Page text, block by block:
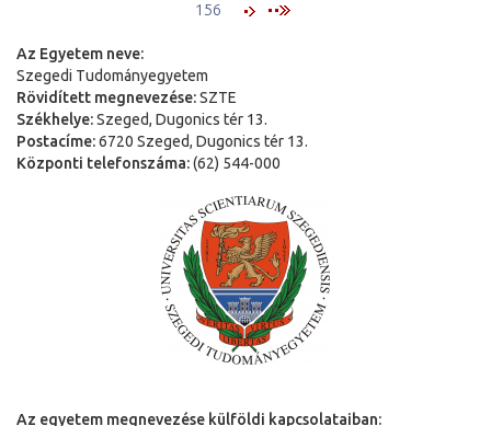
156
Az Egyetem neve:
Szegedi Tudományegyetem
Rövidített megnevezése:SZTE
Székhelye:Szeged, Dugonics tér 13.
Postacíme:6720 Szeged, Dugonics tér 13.
Központi telefonszáma:(62) 544-000
Az egyetem megnevezése külföldi kapcsolataiban: